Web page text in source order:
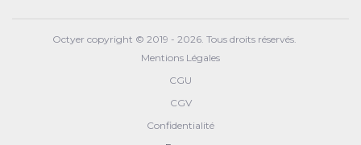
Octyer copyright © 2019 - 2026. Tous droits réservés.
Mentions Légales
CGU
CGV
Confidentialité